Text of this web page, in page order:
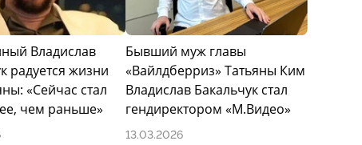
поступил в Московский энергетический
«радиофизика» и завершил обучение в 1997 году,
Профильное техническое образование
в телекоммуникационных и интернет-проектах,
и инфраструктуры.
Владислав
радуется жизни
«Сейчас стал
чем раньше»
Бывший муж главы
«Вайлдберриз» Татьяны Ким
Владислав Бакальчук стал
гендиректором «М.Видео»
13.03.2026